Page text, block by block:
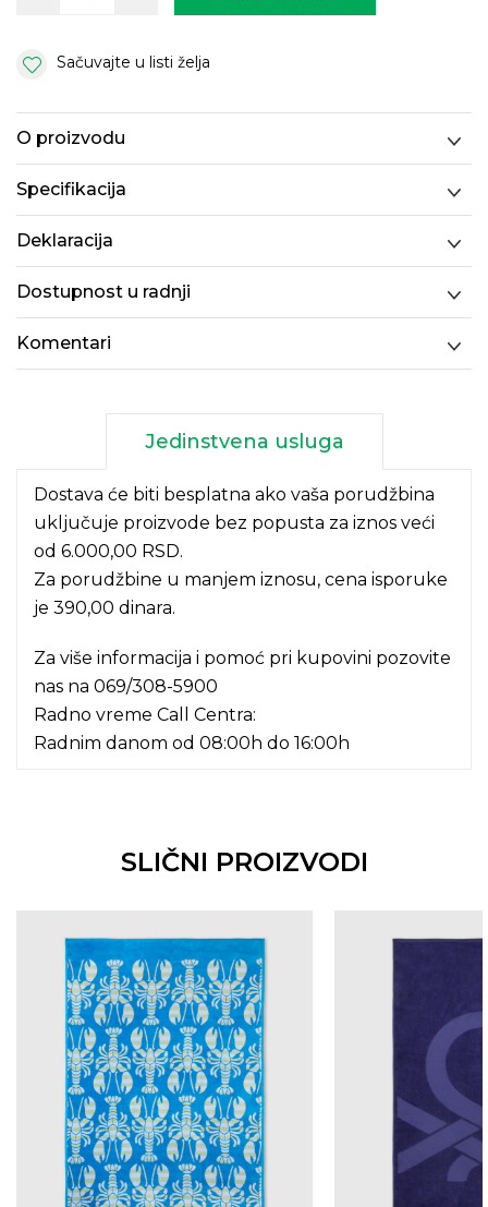
Sačuvajte u listi želja
O proizvodu
Specifikacija
Deklaracija
Dostupnost u radnji
Komentari
Jedinstvena usluga
Dostava će biti besplatna ako vaša porudžbina
uključuje proizvode bez popusta za iznos veći
od 6.000,00 RSD.
Za porudžbine u manjem iznosu, cena isporuke
je 390,00 dinara.
Za više informacija i pomoć pri kupovini pozovite
nas na 069/308-5900
Radno vreme Call Centra:
Radnim danom od 08:00h do 16:00h
SLIČNI PROIZVODI